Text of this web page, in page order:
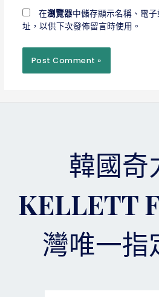
在瀏覽器中儲存顯示名稱、電
址，以供下次發佈留言時使用。
韓國奇
KELLETT
灣唯一指